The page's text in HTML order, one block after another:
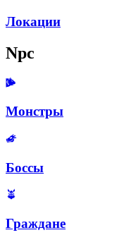
Локации
Npc
Монстры
Боссы
Граждане